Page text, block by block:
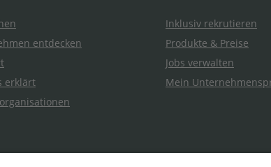
entdecken
erklärt
Inklusiv rekrutieren
Produkte & Preise
Jobs verwalten
Mein